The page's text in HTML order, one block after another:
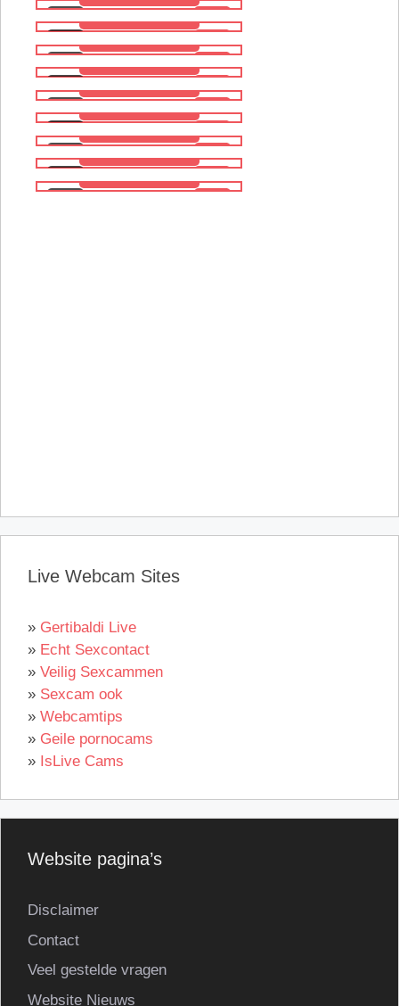
Live Webcam Sites
» Gertibaldi Live
» Echt Sexcontact
» Veilig Sexcammen
» Sexcam ook
» Webcamtips
» Geile pornocams
» IsLive Cams
Website pagina’s
Disclaimer
Contact
Veel gestelde vragen
Website Nieuws